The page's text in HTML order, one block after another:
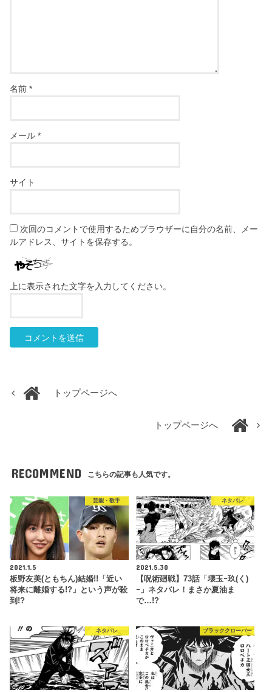
名前*
メール*
サイト
次回のコメントで使用するためブラウザーに自分の名前、メー
ルアドレス、サイトを保存する。
上に表示された文字を入力してください。
トップページへ
トップページへ
RECOMMEND こちらの記事も人気です。
芸能・歌手
2021.1.5
板野友美(ともちん)結婚!!「近い
将来に離婚する!?」という声が殺
到!?
ネタバレ
2021.5.30
【呪術廻戦】73話「壊玉ｰ玖(く)
ｰ」ネタバレ！まさか夏油ま
で…!?
ネタバレ ブラッククローバー